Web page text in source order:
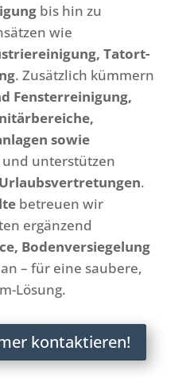
bis hin zu
wie
Tatort-
. Zusätzlich kümmern
Fensterreinigung,
sowie
unterstützen
Urlaubsvertretungen.
betreuen wir
ergänzend
Bodenversiegelung
– für eine saubere,
Lösung.
kontaktieren!